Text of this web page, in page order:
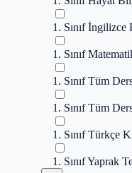
1. Sınıf İngilizce
1. Sınıf
1. Sınıf Tüm
1. Sınıf Tüm
1. Sınıf Türkçe
1. Sınıf Yaprak